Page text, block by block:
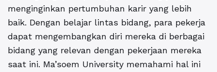
menginginkan pertumbuhan karir yang lebih
baik. Dengan belajar lintas bidang, para pekerja
dapat mengembangkan diri mereka di berbagai
bidang yang relevan dengan pekerjaan mereka
saat ini. Ma’soem University memahami hal ini